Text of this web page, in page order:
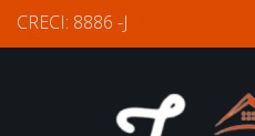
CRECI: 8886 -J